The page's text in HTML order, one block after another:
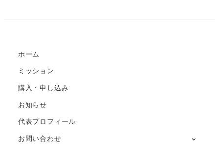
ホーム
ミッション
購入・申し込み
お知らせ
代表プロフィール
お問い合わせ